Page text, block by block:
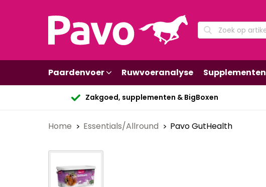
Paardenvoer Ruwvoeranalyse Supplementen
Zakgoed, supplementen & BigBoxen
Home Essentials/Allround Pavo GutHealth